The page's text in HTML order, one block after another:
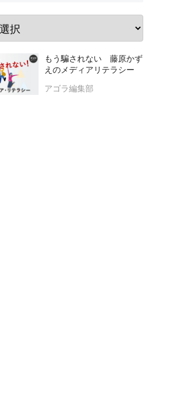
もう騙されない 藤原かず
えのメディアリテラシー
アゴラ編集部